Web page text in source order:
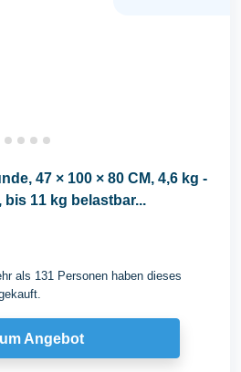
47 × 100 × 80 CM, 4,6 kg -
11 kg belastbar...
als 131 Personen haben dieses
Angebot